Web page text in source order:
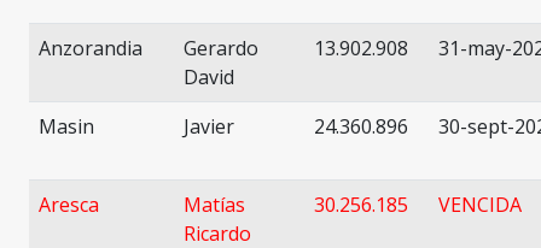
Anzorandia
Gerardo
David
13.902.908 31-may-
Masin Javier 24.360.896 30-sept-
Aresca
Matías
Ricardo
30.256.185 VENCIDA